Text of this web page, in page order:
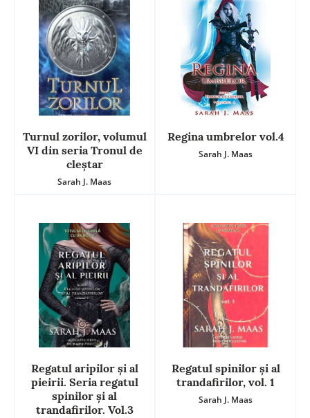
Turnul zorilor, volumul
VI din seria Tronul de
cleștar
Sarah J. Maas
Regina umbrelor vol.4
Sarah J. Maas
Regatul aripilor și al
pieirii. Seria regatul
spinilor și al
trandafirilor. Vol.3
Regatul spinilor și al
trandafirilor, vol. 1
Sarah J. Maas